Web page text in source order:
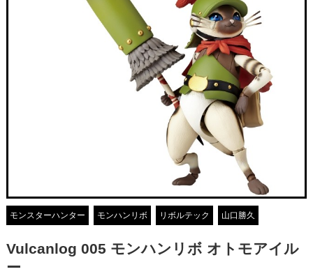
モンスターハンター モンハンリボ リボルテック 山口勝久
Vulcanlog 005 モンハンリボ オトモアイル
ー